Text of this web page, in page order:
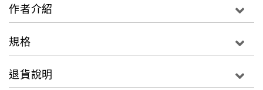
作者介紹
規格
退貨說明